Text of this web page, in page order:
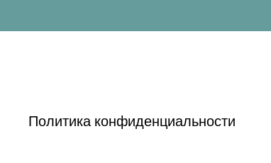
Политика конфиденциальности